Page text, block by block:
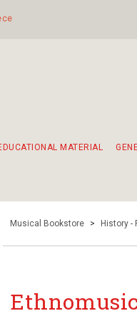
MATERIAL
Musical Bookstore > History -